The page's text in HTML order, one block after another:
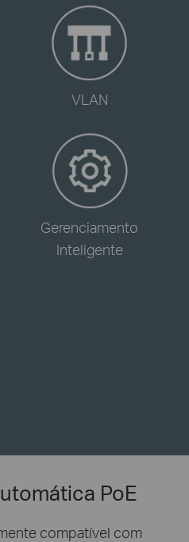
VLAN
Gerenciamento
Inteligente
PoE
compatível com